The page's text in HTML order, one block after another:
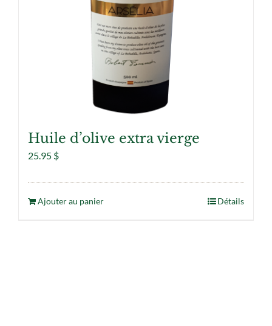
Huile d’olive extra vierge
25.95 $
Ajouter au panier Détails